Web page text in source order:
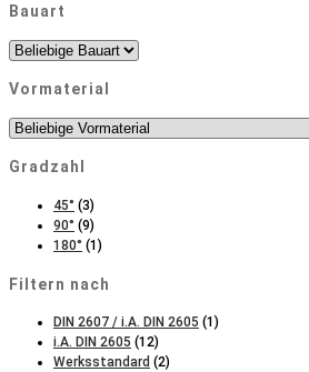
Bauart
Vormaterial
Gradzahl
45° (3)
90° (9)
180° (1)
Filtern nach
DIN 2607 / i.A. DIN 2605 (1)
i.A. DIN 2605 (12)
Werksstandard (2)